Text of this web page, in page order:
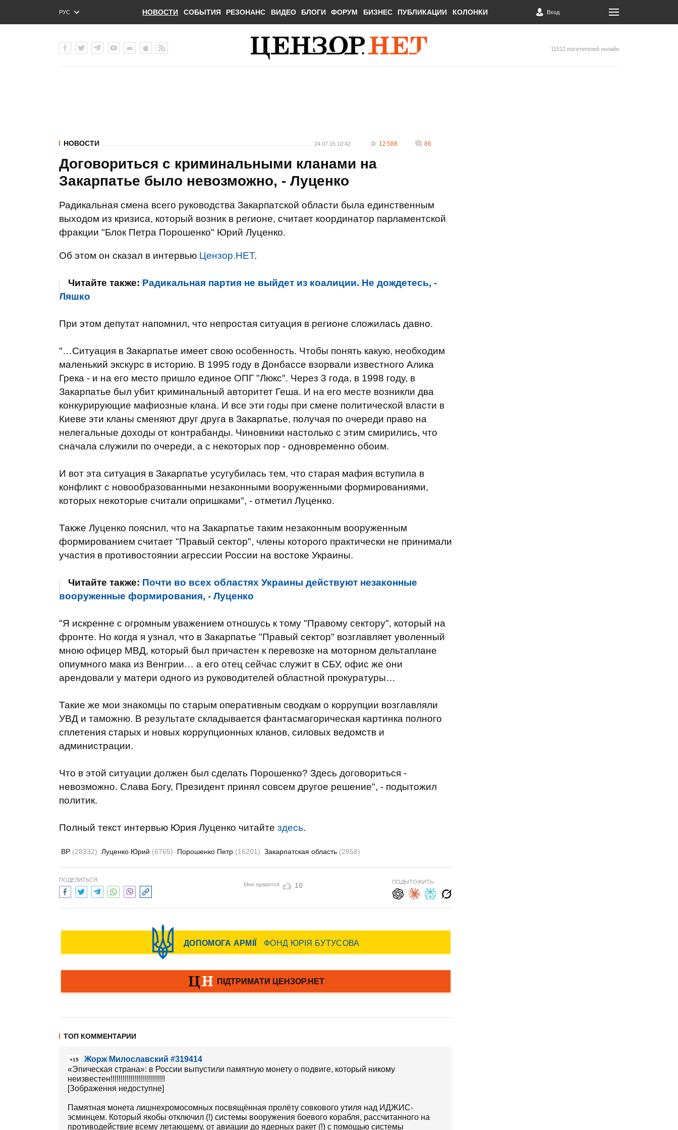
РУС
ENG
НОВОСТИ СОБЫТИЯ РЕЗОНАНС ВИДЕО БЛОГИ ФОРУМ БИЗНЕС ПУБЛИКАЦИИ КОЛОНКИ Вход
11512 посетителей онлайн
НОВОСТИ 24.07.15 10:42 12 588 86
Договориться с криминальными кланами на
Закарпатье было невозможно, - Луценко
Радикальная смена всего руководства Закарпатской области была единственным
выходом из кризиса, который возник в регионе, считает координатор парламентской
фракции "Блок Петра Порошенко" Юрий Луценко.
Об этом он сказал в интервью Цензор.НЕТ.
Читайте также: Радикальная партия не выйдет из коалиции. Не дождетесь, -
Ляшко
При этом депутат напомнил, что непростая ситуация в регионе сложилась давно.
"…Ситуация в Закарпатье имеет свою особенность. Чтобы понять какую, необходим
маленький экскурс в историю. В 1995 году в Донбассе взорвали известного Алика
Грека - и на его место пришло единое ОПГ "Люкс". Через 3 года, в 1998 году, в
Закарпатье был убит криминальный авторитет Геша. И на его месте возникли два
конкурирующие мафиозные клана. И все эти годы при смене политической власти в
Киеве эти кланы сменяют друг друга в Закарпатье, получая по очереди право на
нелегальные доходы от контрабанды. Чиновники настолько с этим смирились, что
сначала служили по очереди, а с некоторых пор - одновременно обоим.
И вот эта ситуация в Закарпатье усугубилась тем, что старая мафия вступила в
конфликт с новообразованными незаконными вооруженными формированиями,
которых некоторые считали опришками", - отметил Луценко.
Также Луценко пояснил, что на Закарпатье таким незаконным вооруженным
формированием считает "Правый сектор", члены которого практически не принимали
участия в противостоянии агрессии России на востоке Украины.
Читайте также: Почти во всех областях Украины действуют незаконные
вооруженные формирования, - Луценко
"Я искренне с огромным уважением отношусь к тому "Правому сектору", который на
фронте. Но когда я узнал, что в Закарпатье "Правый сектор" возглавляет уволенный
мною офицер МВД, который был причастен к перевозке на моторном дельтаплане
опиумного мака из Венгрии… а его отец сейчас служит в СБУ, офис же они
арендовали у матери одного из руководителей областной прокуратуры…
Такие же мои знакомцы по старым оперативным сводкам о коррупции возглавляли
УВД и таможню. В результате складывается фантасмагорическая картинка полного
сплетения старых и новых коррупционных кланов, силовых ведомств и
администрации.
Что в этой ситуации должен был сделать Порошенко? Здесь договориться -
невозможно. Слава Богу, Президент принял совсем другое решение", - подытожил
политик.
Полный текст интервью Юрия Луценко читайте здесь.
ВР (28332) Луценко Юрий (6765) Порошенко Петр (16201) Закарпатская область (2858)
ПОДЕЛИТЬСЯ:
Мне нравится 10 ПОДЫТОЖИТЬ:
ТОП КОММЕНТАРИИ
+15
Жорж Милославский #319414
«Эпическая страна»: в России выпустили памятную монету о подвиге, который никому
неизвестен!!!!!!!!!!!!!!!!!!!!!!!!!!!
[Зображення недоступне]
Памятная монета лишнехромосомных посвящённая пролёту совкового утиля над ИДЖИС-
эсминцем. Который якобы отключил (!) системы вооружения боевого корабля, рассчитанного на
противодействие всему летающему, от авиации до ядерных ракет (!) с помощью системы